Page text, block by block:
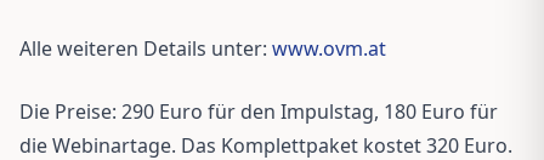
Alle weiteren Details unter: www.ovm.at
Die Preise: 290 Euro für den Impulstag, 180 Euro für
die Webinartage. Das Komplettpaket kostet 320 Euro.